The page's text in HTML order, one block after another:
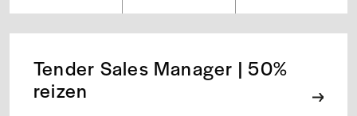
Tender Sales Manager | 50%
reizen